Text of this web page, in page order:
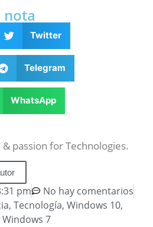
nota
Twitter
Telegram
WhatsApp
passion for Technologies.
pm
No hay comentarios
, Tecnología, Windows 10,
Windows 7